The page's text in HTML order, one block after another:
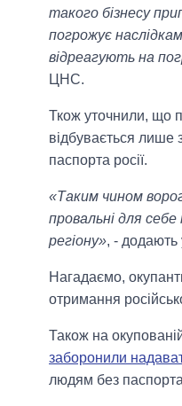
такого бізнесу
погрожує
відреагують на
ЦНС.
Ткож уточнили, що
відбувається лише
паспорта росії.
«Таким чином
провальні для
регіону», - додають
Нагадаємо,
отримання
Також на
заборонили
людям без